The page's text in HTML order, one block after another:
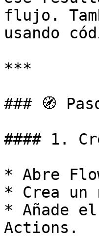
flujo.
usando
***
### 🧭
#### 1.
* Abre
* Crea un
* Añade
Actions.